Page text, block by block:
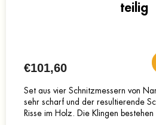
teilig
€101,60
Set aus vier Schnitzmessern von
sehr scharf und der resultierende
Risse im Holz. Die Klingen bestehen